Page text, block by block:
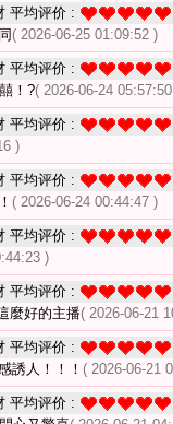
平均评价 :
( 2026-06-25 01:09:52 )
平均评价 :
！?( 2026-06-24
平均评价 :
)
平均评价 :
( 2026-06-24 00:44:47 )
平均评价 :
)
平均评价 :
麼好的主播( 2026-06-21
平均评价 :
誘人！！！ ( 2026-06-21
平均评价 :